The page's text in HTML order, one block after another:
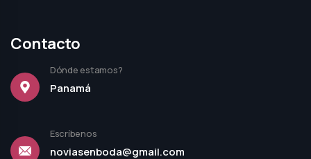
Contacto
Dónde estamos?
Panamá
Escríbenos
noviasenboda@gmail.com